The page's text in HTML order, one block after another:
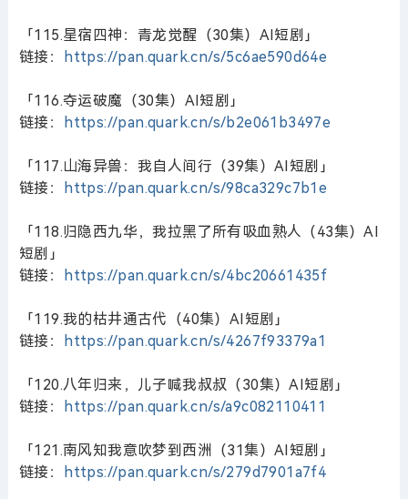
「115.星宿四神：青龙觉醒（30集）AI短剧」
链接：
https://pan.quark.cn/s/5c6ae590d64e
「116.夺运破魔（30集）AI短剧」
链接：
https://pan.quark.cn/s/b2e061b3497e
「117.山海异兽：我自人间行（39集）AI短剧」
链接：
https://pan.quark.cn/s/98ca329c7b1e
「118.归隐西九华，我拉黑了所有吸血熟人（43集）AI
短剧」
链接：
https://pan.quark.cn/s/4bc20661435f
「119.我的枯井通古代（40集）AI短剧」
链接：
https://pan.quark.cn/s/4267f93379a1
「120.八年归来，儿子喊我叔叔（30集）AI短剧」
链接：
https://pan.quark.cn/s/a9c082110411
「121.南风知我意吹梦到西洲（31集）AI短剧」
链接：
https://pan.quark.cn/s/279d7901a7f4